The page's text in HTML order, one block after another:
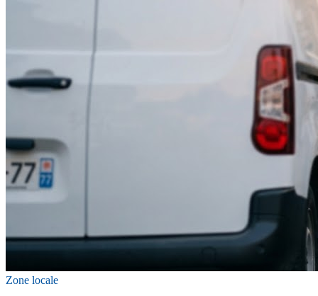
Zone locale